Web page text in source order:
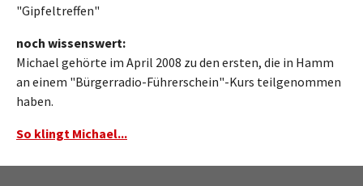
"Gipfeltreffen"
noch wissenswert:
Michael gehörte im April 2008 zu den ersten, die in Hamm
an einem "Bürgerradio-Führerschein"-Kurs teilgenommen
haben.
So klingt Michael...